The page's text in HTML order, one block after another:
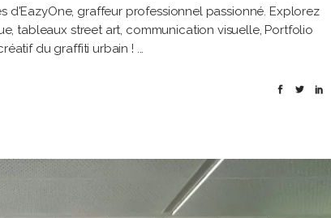
d'EazyOne, graffeur professionnel passionné. Explorez
tableaux street art, communication visuelle, Portfolio
du graffiti urbain !